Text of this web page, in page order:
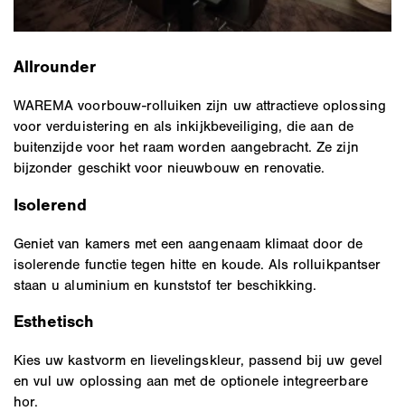
Allrounder
WAREMA voorbouw-rolluiken zijn uw attractieve oplossing
voor verduistering en als inkijkbeveiliging, die aan de
buitenzijde voor het raam worden aangebracht. Ze zijn
bijzonder geschikt voor nieuwbouw en renovatie.
Isolerend
Geniet van kamers met een aangenaam klimaat door de
isolerende functie tegen hitte en koude. Als rolluikpantser
staan u aluminium en kunststof ter beschikking.
Esthetisch
Kies uw kastvorm en lievelingskleur, passend bij uw gevel
en vul uw oplossing aan met de optionele integreerbare
hor.